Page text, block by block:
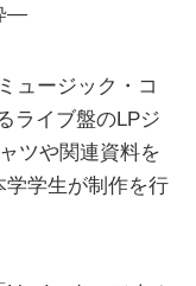
—
ュージック・コ
ライブ盤のLPジ
ツや関連資料を
学生が制作を行